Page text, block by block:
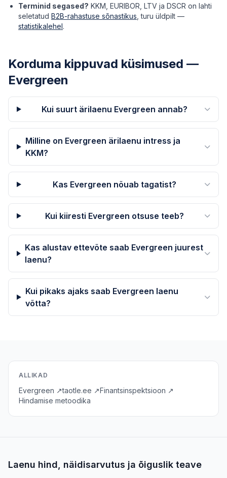
Terminid segased? KKM, EURIBOR, LTV ja DSCR on lahti
seletatud B2B-rahastuse sõnastikus , turu üldpilt —
statistikalehel.
Korduma kippuvad küsimused —
Evergreen
Kui suurt ärilaenu Evergreen annab?
Milline on Evergreen ärilaenu intress ja
KKM?
Kas Evergreen nõuab tagatist?
Kui kiiresti Evergreen otsuse teeb?
Kas alustav ettevõte saab Evergreen juurest
laenu?
Kui pikaks ajaks saab Evergreen laenu
võtta?
ALLIKAD
Evergreen ↗taotle.ee ↗Finantsinspektsioon ↗
Hindamise metoodika
Laenu hind, näidisarvutus ja õiguslik teave